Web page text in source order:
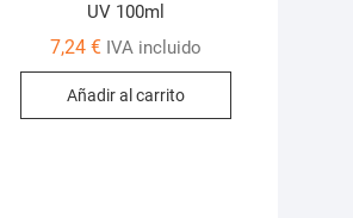
UV 100ml
7,24€ IVA incluido
Añadir al carrito